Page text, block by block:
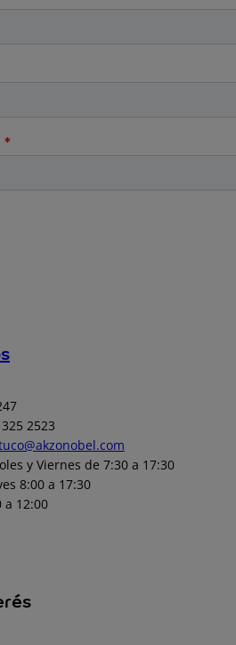
2523
y Viernes de 7:30 a 17:30
8:00 a 17:30
a 12:00